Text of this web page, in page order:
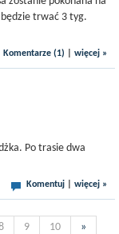
będzie trwać 3 tyg.
Komentarze (1) więcej »
Po trasie dwa
Komentuj więcej »
9 10 »